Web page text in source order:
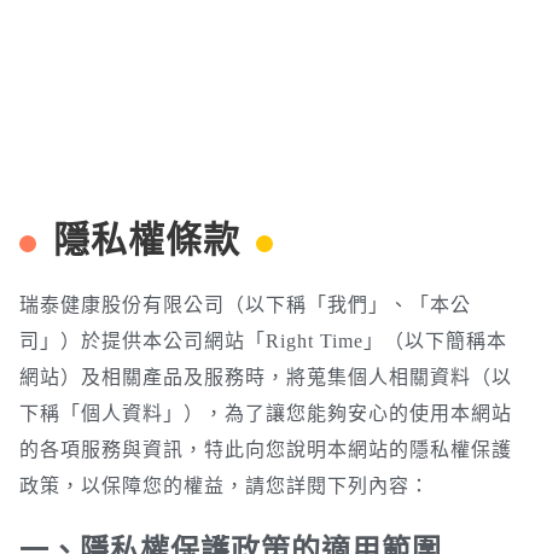
隱私權條款
瑞泰健康股份有限公司（以下稱「我們」、「本公
司」）於提供本公司網站「Right Time」（以下簡稱本
網站）及相關產品及服務時，將蒐集個人相關資料（以
下稱「個人資料」），為了讓您能夠安心的使用本網站
的各項服務與資訊，特此向您說明本網站的隱私權保護
政策，以保障您的權益，請您詳閱下列內容：